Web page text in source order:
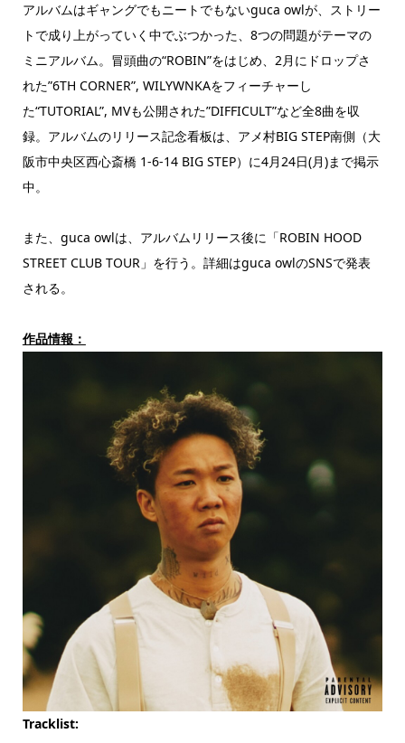
アルバムはギャングでもニートでもないguca owlが、ストリー
トで成り上がっていく中でぶつかった、8つの問題がテーマの
ミニアルバム。冒頭曲の“ROBIN”をはじめ、2月にドロップさ
れた”6TH CORNER”, WILYWNKAをフィーチャーし
た“TUTORIAL”, MVも公開された”DIFFICULT”など全8曲を収
録。アルバムのリリース記念看板は、アメ村BIG STEP南側（大
阪市中央区西心斎橋 1-6-14 BIG STEP）に4月24日(月)まで掲示
中。
また、guca owlは、アルバムリリース後に「ROBIN HOOD
STREET CLUB TOUR」を行う。詳細はguca owlのSNSで発表
される。
作品情報：
Tracklist: